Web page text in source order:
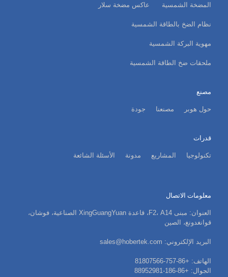
المضخة الشمسية عاكس مضخة سلار
نظام الضخ بالطاقة الشمسية
مهوية البركة الشمسية
ملحقات ضخ الطاقة الشمسية
مصنع
حول هوبر مصنعنا جودة
قدرات
تكنولوجيا المشاريع مدونة الأسئلة الشائعة
معلومات الاتصال
العنوان: مبنى F2، A14، قاعدة XingGuangYuan الصناعية، فوشان،
قوانغدونغ، الصين
البريد الإلكتروني: sales@hobertek.com
الهاتف: +86-757-81807566
الجوال: +86-186-88952981